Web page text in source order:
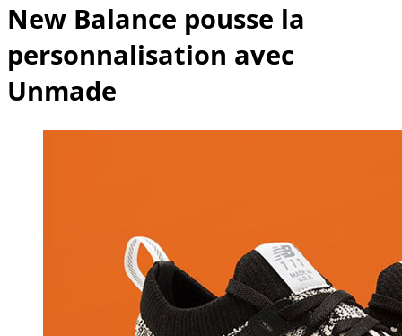
New Balance pousse la
personnalisation avec
Unmade